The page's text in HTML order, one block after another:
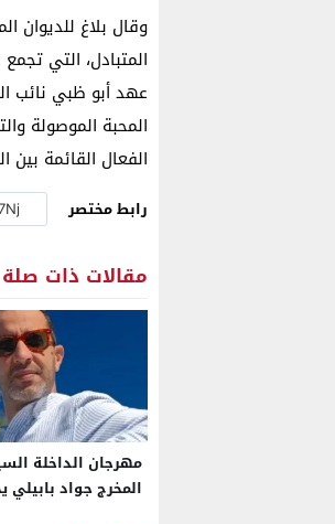
وقال بلاغ للديوان
المتبادل، التي
عهد أبو ظبي نائب
المحبة الموصولة
الفعال القائمة بين
رابط مختصر
مقالات ذات صلة
مهرجان الداخلة
المخرج جواد بابيلي